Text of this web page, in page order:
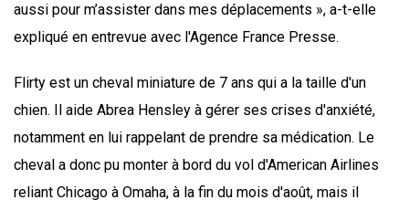
aussi pour m’assister dans mes déplacements », a-t-elle
expliqué en entrevue avec l'Agence France Presse.
Flirty est un cheval miniature de 7 ans qui a la taille d'un
chien. Il aide Abrea Hensley à gérer ses crises d'anxiété,
notamment en lui rappelant de prendre sa médication. Le
cheval a donc pu monter à bord du vol d'American Airlines
reliant Chicago à Omaha, à la fin du mois d'août, mais il